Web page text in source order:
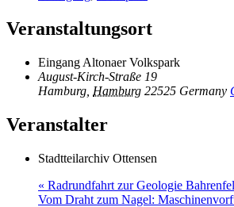
Veranstaltungsort
Eingang Altonaer Volkspark
August-Kirch-Straße 19
Hamburg Hamburg 22525 Germany
Veranstalter
Stadtteilarchiv Ottensen
« Radrundfahrt zur Geologie
Vom Draht zum Nagel: